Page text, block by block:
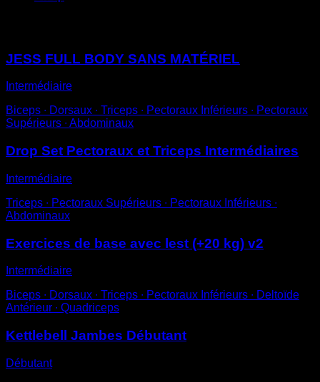
JESS FULL BODY SANS MATÉRIEL
Intermédiaire
Biceps ∙ Dorsaux ∙ Triceps ∙ Pectoraux Inférieurs ∙ Pectoraux
Supérieurs ∙ Abdominaux
Drop Set Pectoraux et Triceps Intermédiaires
Intermédiaire
Triceps ∙ Pectoraux Supérieurs ∙ Pectoraux Inférieurs ∙
Abdominaux
Exercices de base avec lest (+20 kg) v2
Intermédiaire
Biceps ∙ Dorsaux ∙ Triceps ∙ Pectoraux Inférieurs ∙ Deltoïde
Antérieur ∙ Quadriceps
Kettlebell Jambes Débutant
Débutant